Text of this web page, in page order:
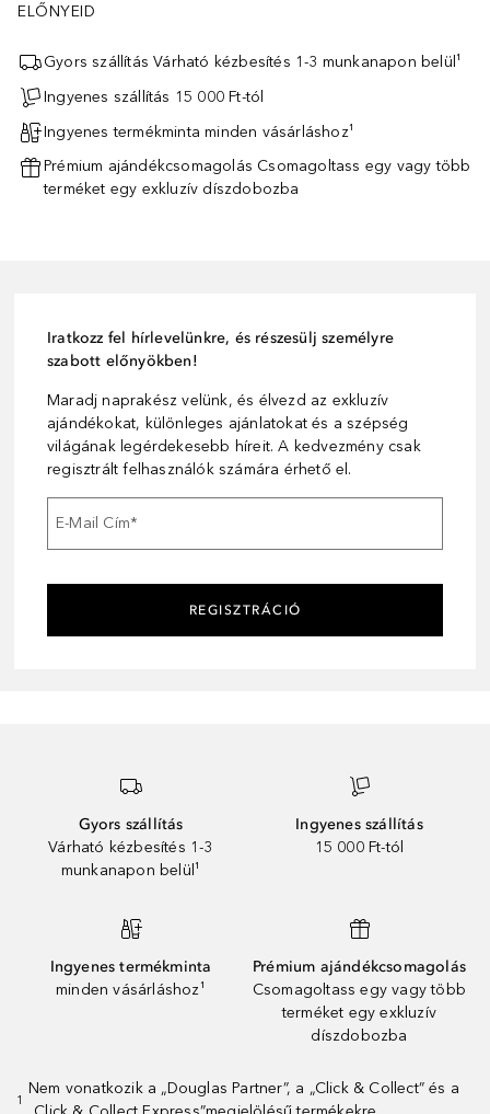
ELŐNYEID
Gyors szállítás Várható kézbesítés 1-3 munkanapon belül¹
Ingyenes szállítás 15 000 Ft-tól
Ingyenes termékminta minden vásárláshoz¹
Prémium ajándékcsomagolás Csomagoltass egy vagy több
terméket egy exkluzív díszdobozba
Iratkozz fel hírlevelünkre, és részesülj személyre
szabott előnyökben!
Maradj naprakész velünk, és élvezd az exkluzív
ajándékokat, különleges ajánlatokat és a szépség
világának legérdekesebb híreit. A kedvezmény csak
regisztrált felhasználók számára érhető el.
E-Mail Cím*
REGISZTRÁCIÓ
Gyors szállítás
Várható kézbesítés 1-3
munkanapon belül¹
Ingyenes szállítás
15 000 Ft-tól
Ingyenes termékminta
minden vásárláshoz¹
Prémium ajándékcsomagolás
Csomagoltass egy vagy több
terméket egy exkluzív
díszdobozba
1
Nem vonatkozik a „Douglas Partner”, a „Click & Collect” és a